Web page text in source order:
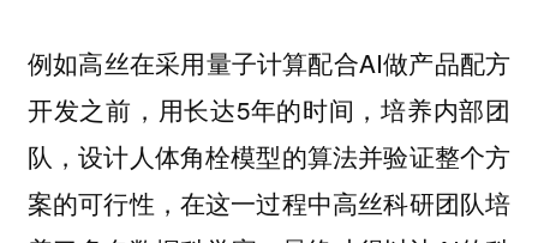
例如高丝在采用量子计算配合AI做产品配方
开发之前，用长达5年的时间，培养内部团
队，设计人体角栓模型的算法并验证整个方
案的可行性，在这一过程中高丝科研团队培